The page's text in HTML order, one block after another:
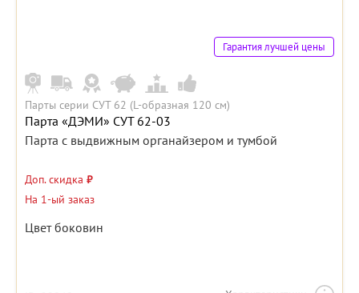
Гарантия лучшей цены
Парты серии СУТ 62 (L-образная 120 см)
Парта «ДЭМИ» СУТ 62-03
Парта с выдвижным органайзером и тумбой
Доп. скидка ₽
На 1-ый заказ
Цвет боковин